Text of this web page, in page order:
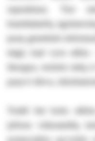
supratimas. Tuo
kiaušialasčių
pusę genetinės
teigė, kad vyro sėkla
žmogus, turintis sielą
pasyvi dirva,
Todėl bet koks
įsčiose viduramžių